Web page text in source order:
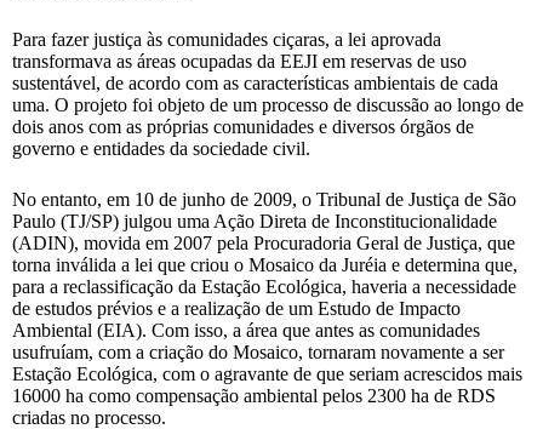
Para fazer justiça às comunidades ciçaras, a lei aprovada
transformava as áreas ocupadas da EEJI em reservas de uso
sustentável, de acordo com as características ambientais de cada
uma. O projeto foi objeto de um processo de discussão ao longo de
dois anos com as próprias comunidades e diversos órgãos de
governo e entidades da sociedade civil.
No entanto, em 10 de junho de 2009, o Tribunal de Justiça de São
Paulo (TJ/SP) julgou uma Ação Direta de Inconstitucionalidade
(ADIN), movida em 2007 pela Procuradoria Geral de Justiça, que
torna inválida a lei que criou o Mosaico da Juréia e determina que,
para a reclassificação da Estação Ecológica, haveria a necessidade
de estudos prévios e a realização de um Estudo de Impacto
Ambiental (EIA). Com isso, a área que antes as comunidades
usufruíam, com a criação do Mosaico, tornaram novamente a ser
Estação Ecológica, com o agravante de que seriam acrescidos mais
16000 ha como compensação ambiental pelos 2300 ha de RDS
criadas no processo.